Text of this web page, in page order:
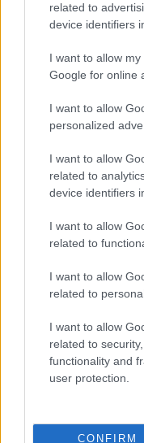
related to
device identifiers
I want to allow
Google for online
I want to allow
personalized
I want to allow
related to
device identifiers
I want to allow
related to
I want to allow
related to
I want to allow
related to
functionality and
user protection.
CONFIRM
Milan-Inter 1-1: le
Francesca Lombardi · 6 Ago
Napoli-Osasuna 2-
dell’amichevole del
Ilaria Mauri · 5 Ago 2026